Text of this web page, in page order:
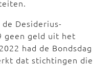
Desiderius-
geen geld uit het
had de Bondsdag
dat stichtingen die